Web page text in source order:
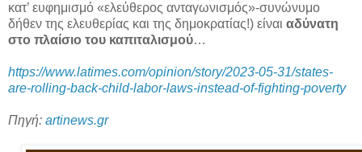
κατ’ ευφημισμό «ελεύθερος ανταγωνισμός»-συνώνυμο
δήθεν της ελευθερίας και της δημοκρατίας!) είναι αδύνατη
στο πλαίσιο του καπιταλισμού…
https://www.latimes.com/opinion/story/2023-05-31/states-
are-rolling-back-child-labor-laws-instead-of-fighting-poverty
Πηγή: artinews.gr